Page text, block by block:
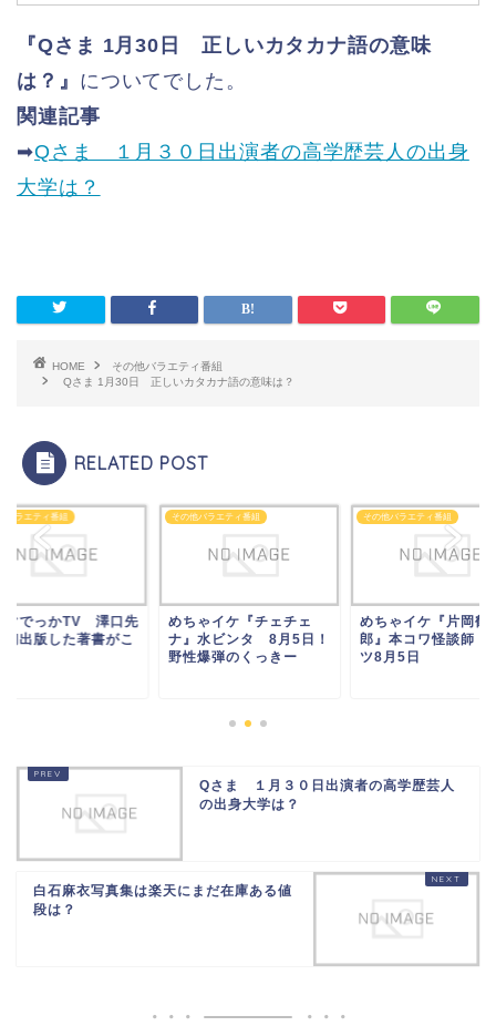
『Qさま 1月30日 正しいカタカナ語の意味
は？』 についてでした。
関連記事
➡Qさま １月３０日出演者の高学歴芸人の出身
大学は？
HOME
その他バラエティ番組
Qさま 1月30日 正しいカタカナ語の意味は？
RELATED POST
バラエティ番組
マでっかTV 澤口先
初出版した著書がこ
その他バラエティ番組
めちゃイケ『チェチェ
ナ』水ビンタ 8月5日！
野性爆弾のくっきー
その他バラエティ番組
めちゃイケ『片岡鶴
郎』本コワ怪談師！
ツ8月5日
Qさま １月３０日出演者の高学歴芸人
の出身大学は？
白石麻衣写真集は楽天にまだ在庫ある値
段は？